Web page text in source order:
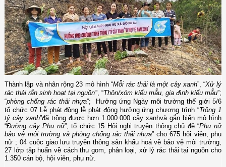
Thành lập và nhân rộng 23 mô hình “Mỗi rác thải là một cây xanh”, “Xử lý
rác thải rắn sinh hoạt tại nguồn”, “Thôn/xóm kiểu mẫu, gia đình kiểu mẫu”;
“phòng chống rác thải nhựa”; Hưởng ứng Ngày môi trường thế giới 5/6
tổ chức 07 Lễ phát động lễ phát động hưởng ứng chương trình “Trồng 1
tỷ cây xanh”đã trồng được hơn 1.000.000 cây xanhvà gắn biển mô hình
“Đường cây Phụ nữ”; tổ chức 15 Hội nghị truyền thông chủ đề “Phụ nữ
bảo vệ môi trường và phòng chống rác thải nhựa” cho 675 hội viên, phụ
nữ ; 04 cuộc giao lưu truyền thông sân khấu hoá về bảo vệ môi trường,
27 lớp tập huấn về cách thu gom, phân loại, xử lý rác thải tại nguồn cho
1.350 cán bộ, hội viên, phụ nữ.